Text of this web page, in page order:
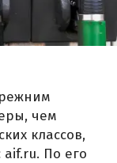
чем
классов,
aif.ru. По его